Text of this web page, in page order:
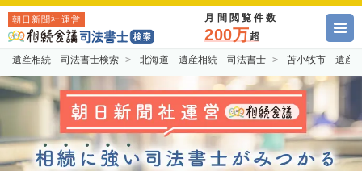
朝日新聞社運営 月間閲覧件数
200万超
遺産相続 司法書士検索 北海道 遺産相続 司法書士 苫小牧市 遺産